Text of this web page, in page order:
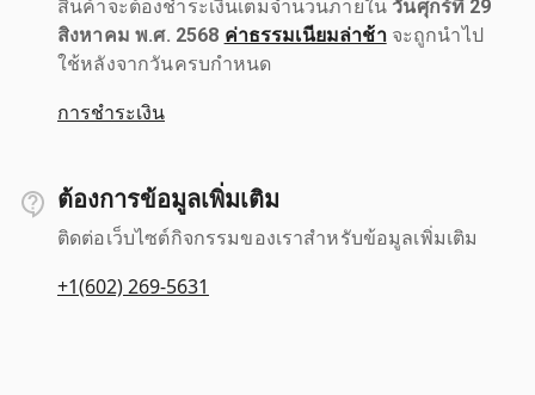
สินค้าจะต้องชำระเงินเต็มจำนวนภายใน วันศุกร์ที่ 29
สิงหาคม พ.ศ. 2568 ค่าธรรมเนียมล่าช้าจะถูกนำไป
ใช้หลังจากวันครบกำหนด
การชำระเงิน
ต้องการข้อมูลเพิ่มเติม
ติดต่อเว็บไซต์กิจกรรมของเราสำหรับข้อมูลเพิ่มเติม
+1(602) 269-5631